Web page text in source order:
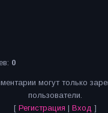
: 0
могут только
пользователи.
[ Регистрация | Вход ]